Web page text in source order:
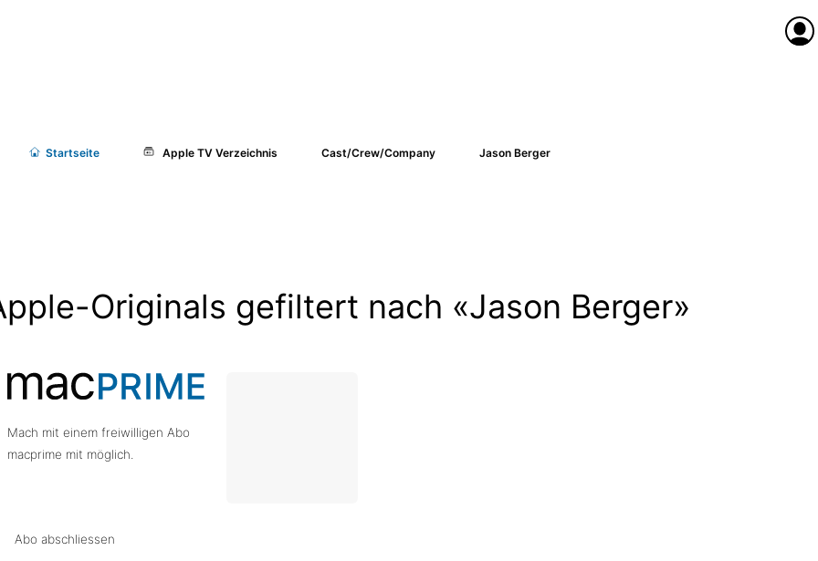
Startseite Apple TV Verzeichnis Cast/Crew/Company Jason Berger
Originals gefiltert nach «Jason Berger»
Mach mit einem freiwilligen Abo
macprime mit möglich.
Abo abschliessen